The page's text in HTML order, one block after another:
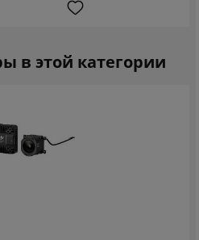
в этой категории